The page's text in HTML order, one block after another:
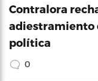
Contralora
adiestramiento
política
0